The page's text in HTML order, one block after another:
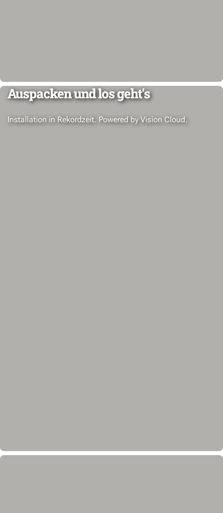
Auspacken und los geht's
Installation in Rekordzeit. Powered by Vision Cloud.